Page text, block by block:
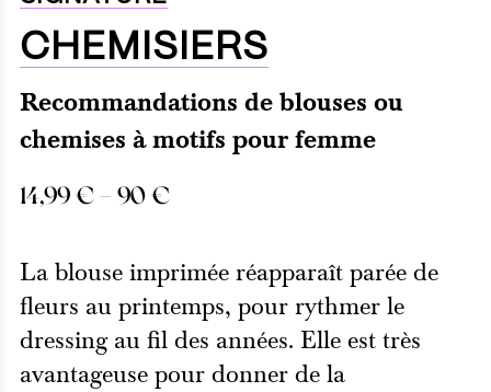
CHEMISIERS
Recommandations de blouses ou
chemises à motifs pour femme
14,99€– 90€
La blouse imprimée réapparaît parée de
fleurs au printemps, pour rythmer le
dressing au fil des années. Elle est très
avantageuse pour donner de la